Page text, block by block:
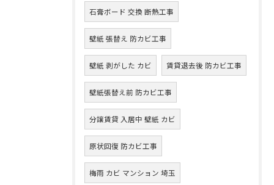
石膏ボード 交換 断熱工事
壁紙 張替え 防カビ工事
壁紙 剥がした カビ 賃貸退去後 防カビ工事
壁紙張替え前 防カビ工事
分譲賃貸 入居中 壁紙 カビ
原状回復 防カビ工事
梅雨 カビ マンション 埼玉